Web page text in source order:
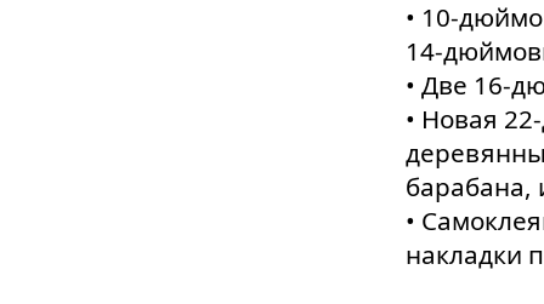
• 10-
14-
• Две 16-
• Новая
барабана,
•
накладки